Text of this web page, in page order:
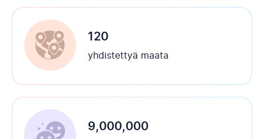
120
yhdistettyä maata
9,000,000